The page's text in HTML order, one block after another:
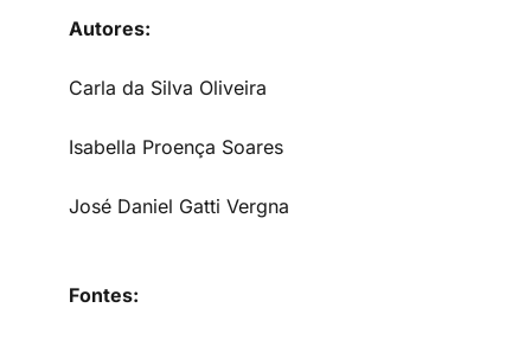
Autores:
Carla da Silva Oliveira
Isabella Proença Soares
José Daniel Gatti Vergna
Fontes: